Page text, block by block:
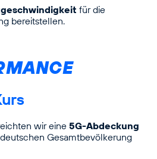
für die
bereitstellen.
wir eine 5G-Abdeckung
Gesamtbevölkerung